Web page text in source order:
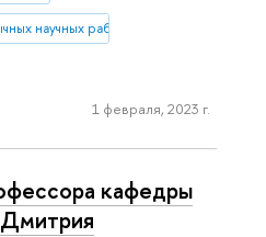
научных работ
1 февраля, 2023 г.
кафедры